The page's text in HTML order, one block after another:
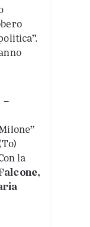
–
la